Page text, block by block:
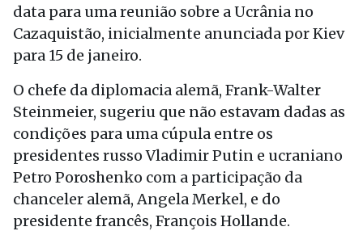
data para uma reunião sobre a Ucrânia no
Cazaquistão, inicialmente anunciada por Kiev
para 15 de janeiro.
O chefe da diplomacia alemã, Frank-Walter
Steinmeier, sugeriu que não estavam dadas as
condições para uma cúpula entre os
presidentes russo Vladimir Putin e ucraniano
Petro Poroshenko com a participação da
chanceler alemã, Angela Merkel, e do
presidente francês, François Hollande.